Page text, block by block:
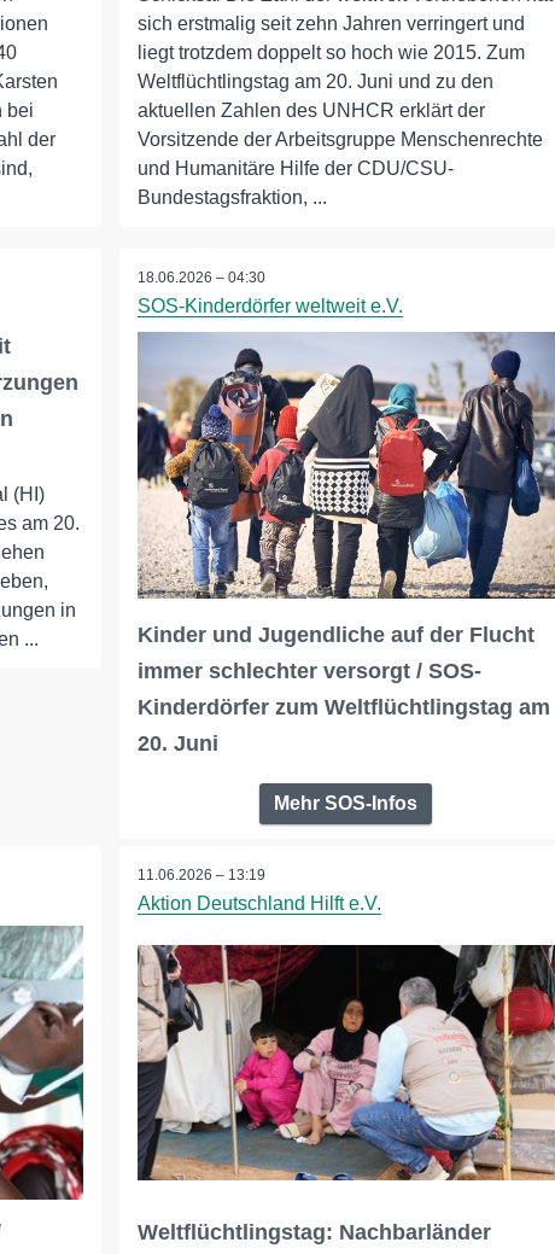
bei
der
sich erstmalig seit zehn Jahren verringert und
liegt trotzdem doppelt so hoch wie 2015. Zum
Weltflüchtlingstag am 20. Juni und zu den
aktuellen Zahlen des UNHCR erklärt der
Vorsitzende der Arbeitsgruppe Menschenrechte
und Humanitäre Hilfe der CDU/CSU-
Bundestagsfraktion, ...
(HI)
am 20.
in
...
18.06.2026 – 04:30
SOS-Kinderdörfer weltweit e.V.
Kinder und Jugendliche auf der Flucht
immer schlechter versorgt / SOS-
Kinderdörfer zum Weltflüchtlingstag am
20. Juni
Mehr SOS-Infos
11.06.2026 – 13:19
Aktion Deutschland Hilft e.V.
Weltflüchtlingstag: Nachbarländer